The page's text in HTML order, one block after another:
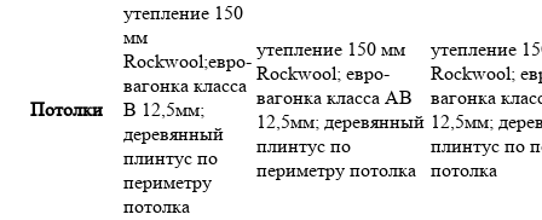
Потолки
утепление 150
мм
Rockwool;евро-
вагонка класса
В 12,5мм;
деревянный
плинтус по
периметру
потолка
утепление 150 мм
Rockwool; евро-
вагонка класса АВ
12,5мм; деревянный
плинтус по
периметру потолка
утепление
Rockwool;
вагонка
12,5мм;
плинтус по
потолка